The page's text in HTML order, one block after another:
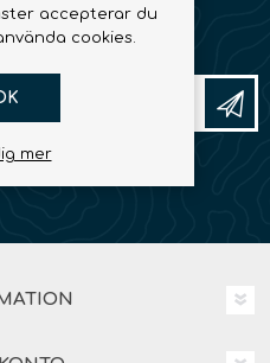
accepterar du
cookies.
mer